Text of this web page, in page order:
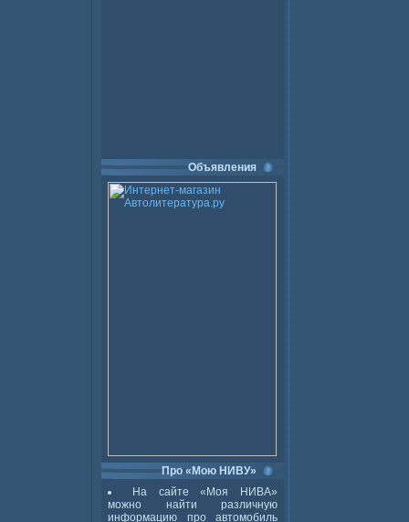
Объявления
Про «Мою НИВУ»
На сайте «Моя НИВА»
можно найти различную
информацию про автомобиль